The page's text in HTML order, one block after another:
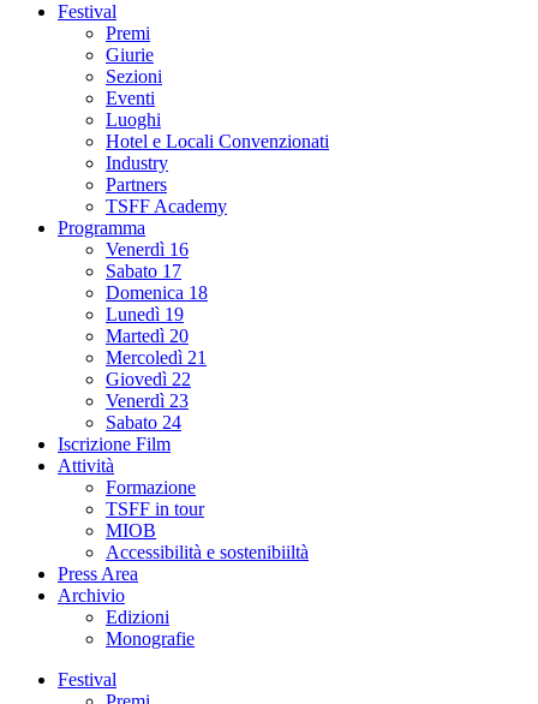
Festival
Premi
Giurie
Sezioni
Eventi
Luoghi
Hotel e Locali Convenzionati
Industry
Partners
TSFF Academy
Programma
Venerdì 16
Sabato 17
Domenica 18
Lunedì 19
Martedì 20
Mercoledì 21
Giovedì 22
Venerdì 23
Sabato 24
Iscrizione Film
Attività
Formazione
TSFF in tour
MIOB
Accessibilità e sostenibiiltà
Press Area
Archivio
Edizioni
Monografie
Festival